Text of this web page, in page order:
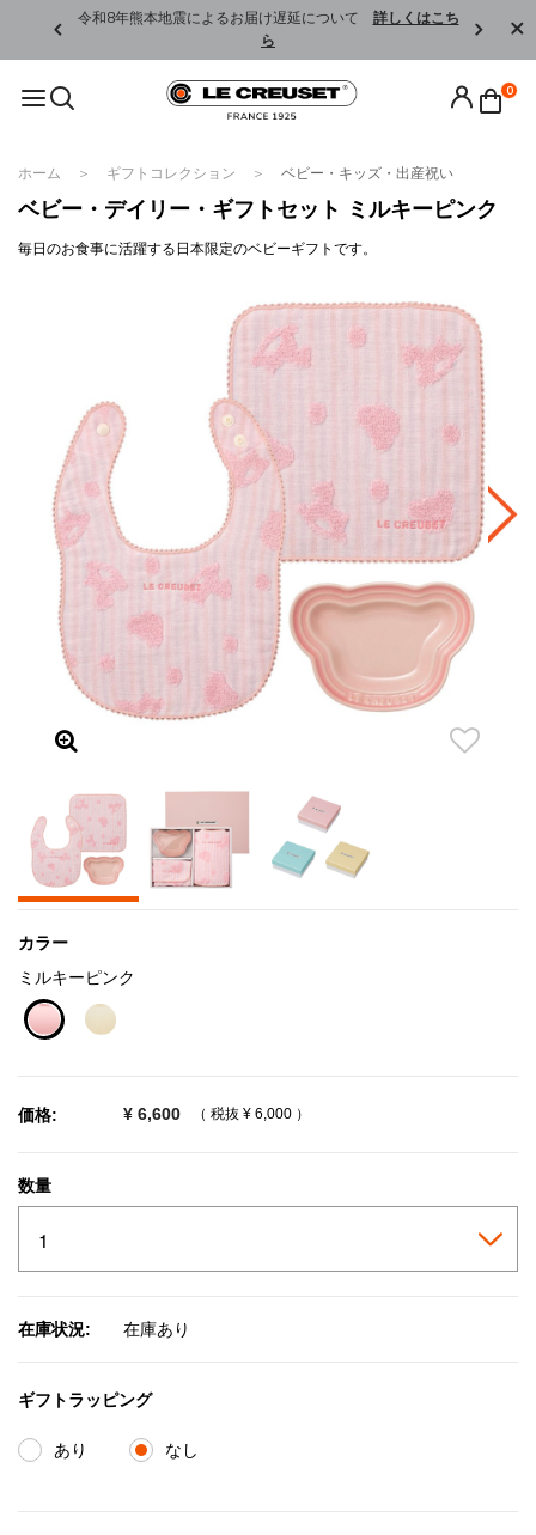
令和8年熊本地震によるお届け遅延について 詳しくはこち
ら
0
ホーム ギフトコレクション ベビー・キッズ・出産祝い
ベビー・デイリー・ギフトセット ミルキーピンク
毎日のお食事に活躍する日本限定のベビーギフトです。
カラー
ミルキーピンク
価格: ¥ 6,600 （ 税抜 ¥ 6,000 ）
数量
在庫状況: 在庫あり
ギフトラッピング
あり なし